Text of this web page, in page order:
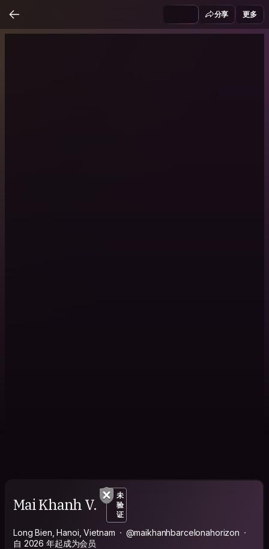
分享 更多
Mai Khanh V.
未
验
证
Long Bien, Hanoi, Vietnam
@maikhanhbarcelonahorizon
自 2026 年起成为会员